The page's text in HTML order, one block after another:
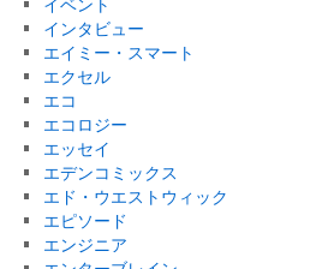
インタビュー
エイミー・スマート
エクセル
エコ
エコロジー
エッセイ
エデンコミックス
エド・ウエストウィック
エピソード
エンジニア